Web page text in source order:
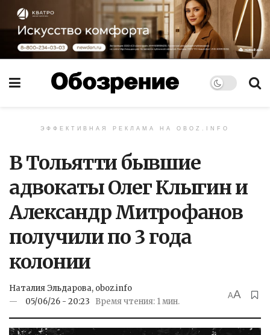
ЭФФЕКТИВНАЯ РЕКЛАМА НА OBOZ.INFO
В Тольятти бывшие
адвокаты Олег Клыгин и
Александр Митрофанов
получили по 3 года
колонии
Наталия Эльдарова, oboz.info
05/06/26 - 20:23
Время чтения: 1 мин.
AA